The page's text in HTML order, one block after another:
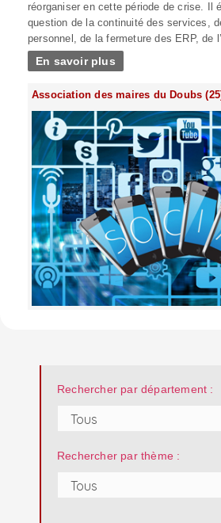
réorganiser en cette période de crise. Il
question de la continuité des services,
personnel, de la fermeture des ERP, de
En savoir plus
Association des maires du Doubs
Rechercher par département :
Rechercher par thème :